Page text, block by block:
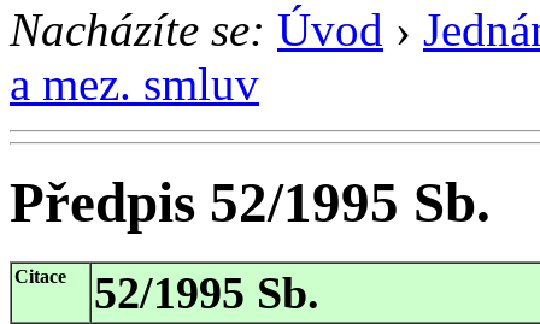
Nacházíte se: Úvod ›
a mez. smluv
Předpis 52/1995 Sb.
Citace 52/1995 Sb.